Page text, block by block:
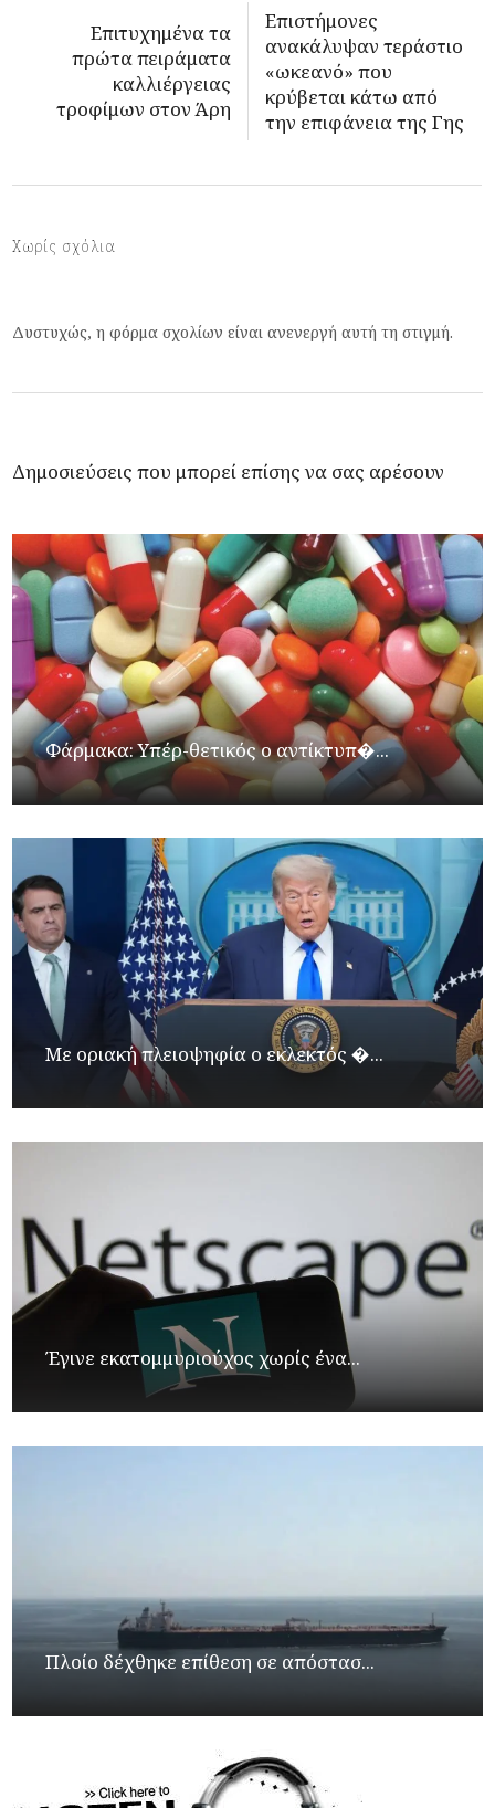
Επιτυχημένα τα
πρώτα πειράματα
καλλιέργειας
τροφίμων στον Άρη
Επιστήμονες
ανακάλυψαν τεράστιο
«ωκεανό» που
κρύβεται κάτω από
την επιφάνεια της Γης
Χωρίς σχόλια
Δυστυχώς, η φόρμα σχολίων είναι ανενεργή αυτή τη στιγμή.
Δημοσιεύσεις που μπορεί επίσης να σας αρέσουν
Φάρμακα: Υπέρ-θετικός ο αντίκτυπ�...
Με οριακή πλειοψηφία ο εκλεκτός �...
Έγινε εκατομμυριούχος χωρίς ένα...
Πλοίο δέχθηκε επίθεση σε απόστασ...